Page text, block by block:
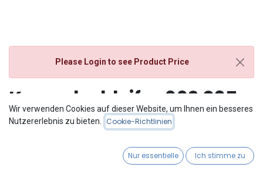
Please Login to see Product Price
Korundschleifer 662 035
HST
Wir verwenden Cookies auf dieser Website, um Ihnen ein besseres
Nutzererlebnis zu bieten.
Cookie-Richtlinien
Nur essentielle Ich stimme zu